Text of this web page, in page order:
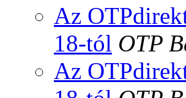
Az
18-tól OTP
Az